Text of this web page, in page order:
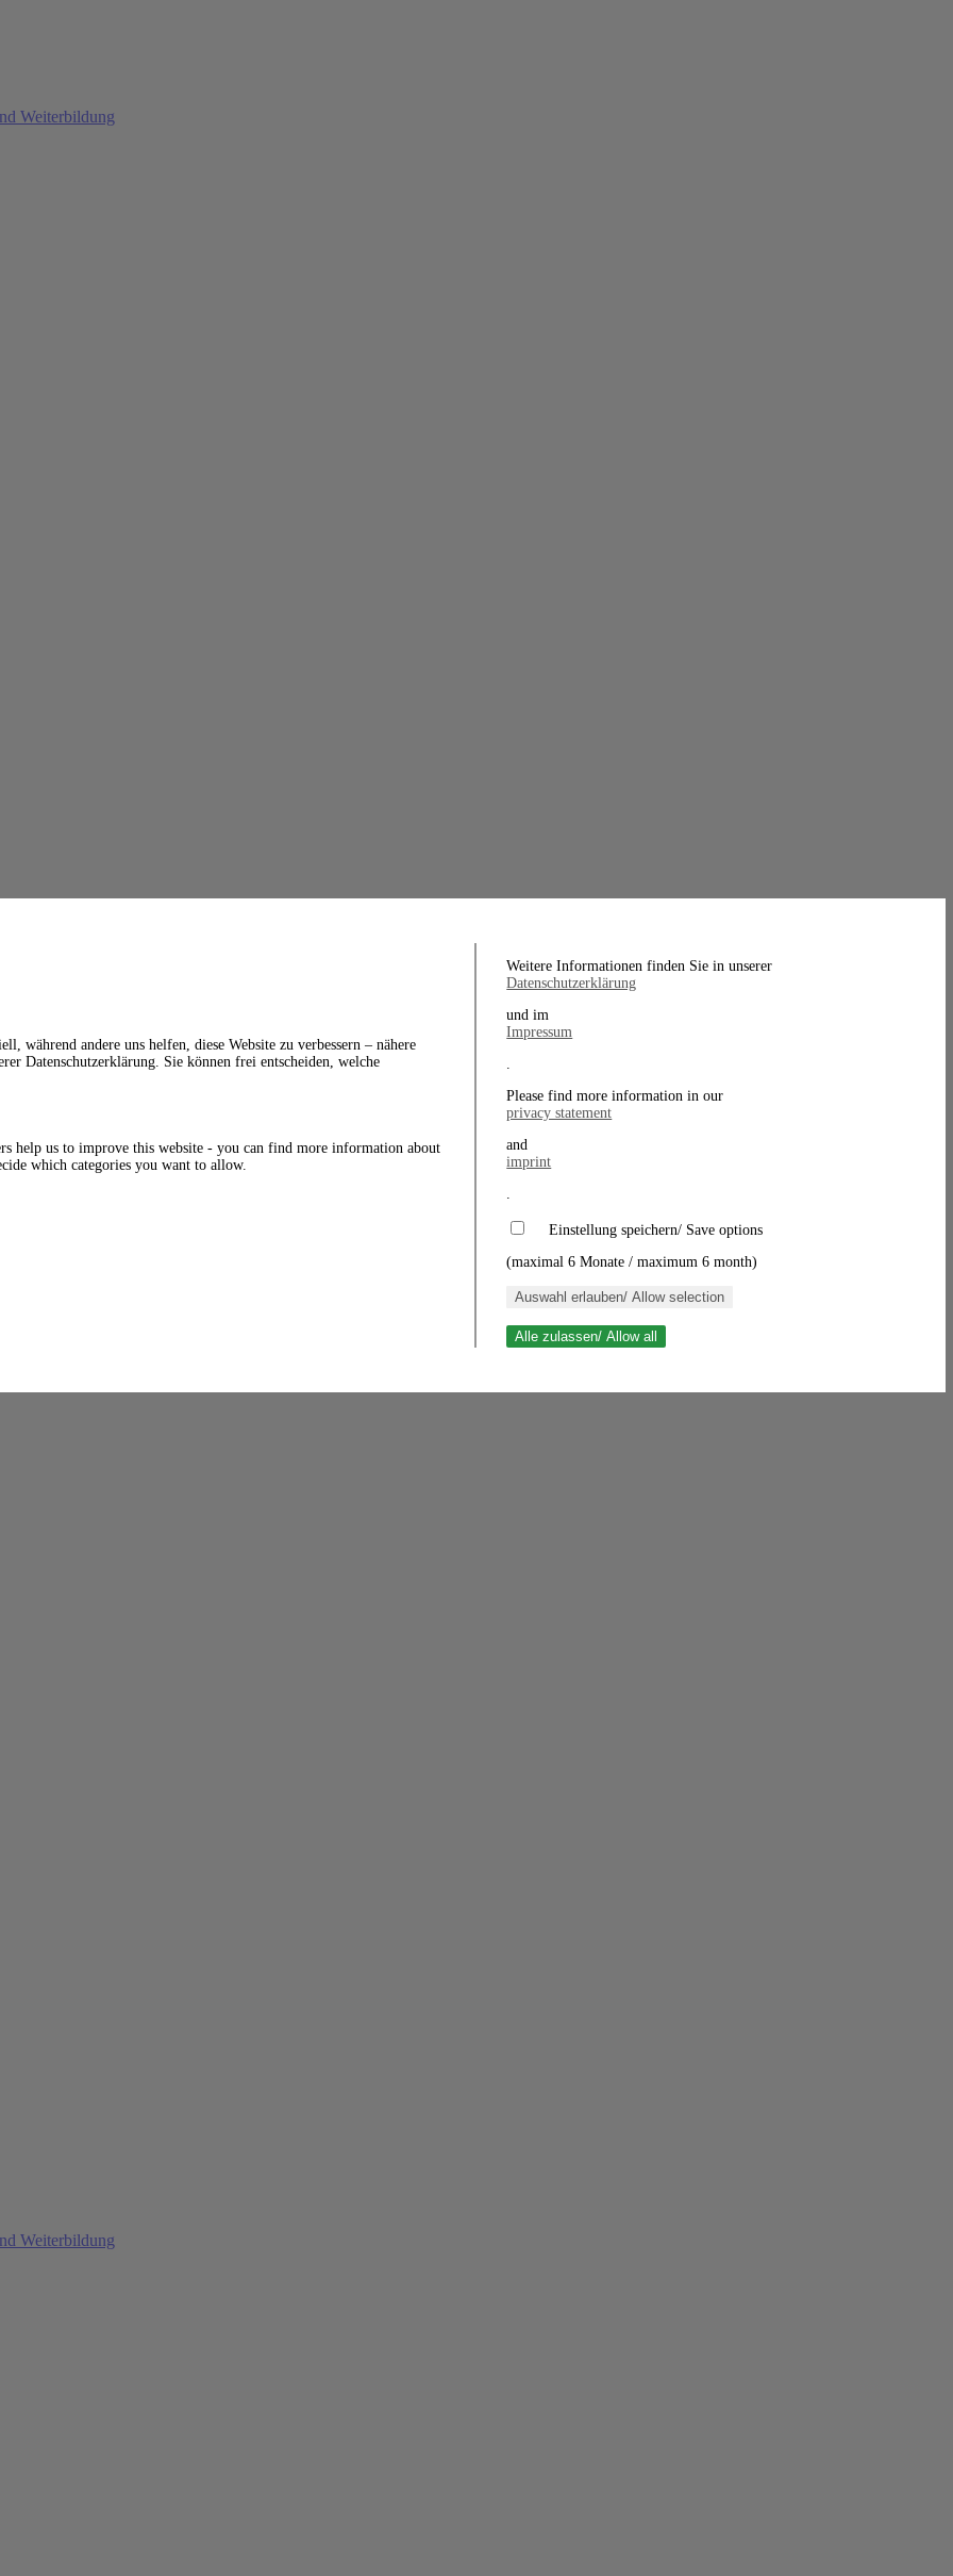
Weiterbildung
Weiterbildung
während andere uns helfen, diese Website zu verbessern – nähere
Datenschutzerklärung. Sie können frei entscheiden, welche
help us to improve this website - you can find more information about
which categories you want to allow.
Weitere Informationen finden Sie in unserer
Datenschutzerklärung
und im
Impressum
.
Please find more information in our
privacy statement
and
imprint
.
Einstellung speichern/ Save options
(maximal 6 Monate / maximum 6 month)
Auswahl erlauben/ Allow selection
Alle zulassen/ Allow all